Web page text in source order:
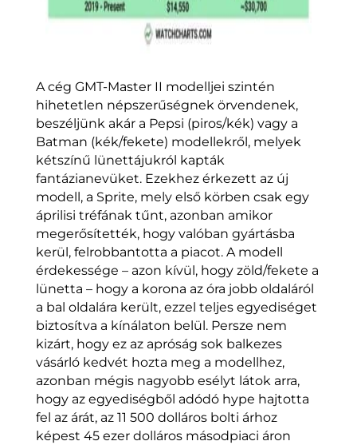
A cég GMT-Master II modelljei szintén
hihetetlen népszerűségnek örvendenek,
beszéljünk akár a Pepsi (piros/kék) vagy a
Batman (kék/fekete) modellekről, melyek
kétszínű lünettájukról kapták
fantázianevüket. Ezekhez érkezett az új
modell, a Sprite, mely első körben csak egy
áprilisi tréfának tűnt, azonban amikor
megerősítették, hogy valóban gyártásba
kerül, felrobbantotta a piacot. A modell
érdekessége – azon kívül, hogy zöld/fekete a
lünetta – hogy a korona az óra jobb oldaláról
a bal oldalára került, ezzel teljes egyediséget
biztosítva a kínálaton belül. Persze nem
kizárt, hogy ez az apróság sok balkezes
vásárló kedvét hozta meg a modellhez,
azonban mégis nagyobb esélyt látok arra,
hogy az egyediségből adódó hype hajtotta
fel az árát, az 11 500 dolláros bolti árhoz
képest 45 ezer dolláros másodpiaci áron